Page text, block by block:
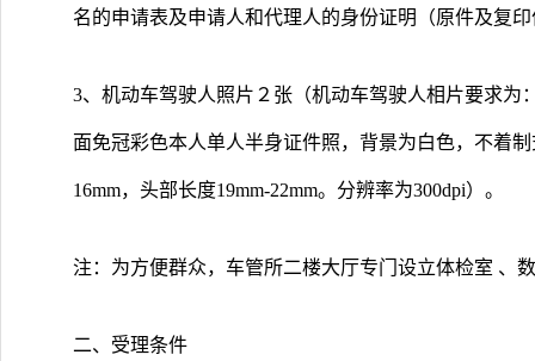
名的申请表及申请人和代理人的身份证明（原件及复
3、机动车驾驶人照片２张（机动车驾驶人相片要求为
面免冠彩色本人单人半身证件照，背景为白色，不着
16mm，头部长度19mm-22mm。分辨率为300dpi）。
注：为方便群众，车管所二楼大厅专门设立体检室 、
二、受理条件